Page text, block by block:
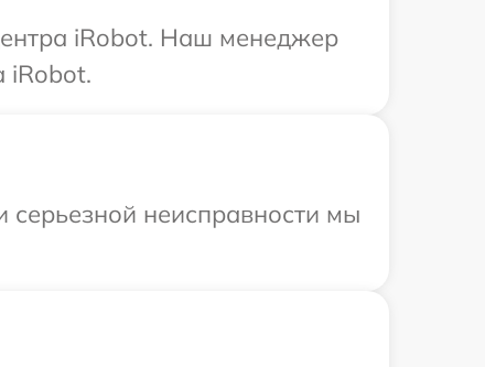
iRobot. Наш менеджер
iRobot.
неисправности мы